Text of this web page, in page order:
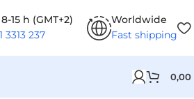
15 h (GMT+2)
3313 237
Worldwide
Fast shipping
0,00